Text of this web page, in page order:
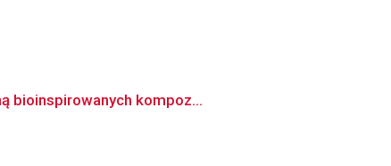
bioinspirowanych kompoz...